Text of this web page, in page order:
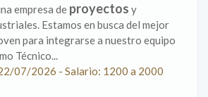
empresa de proyectos y
Estamos en busca del mejor
para integrarse a nuestro equipo
Técnico...
07/2026 - Salario: 1200 a 2000